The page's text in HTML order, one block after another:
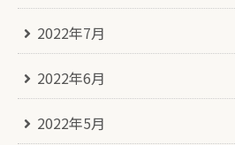
2022年7月
2022年6月
2022年5月